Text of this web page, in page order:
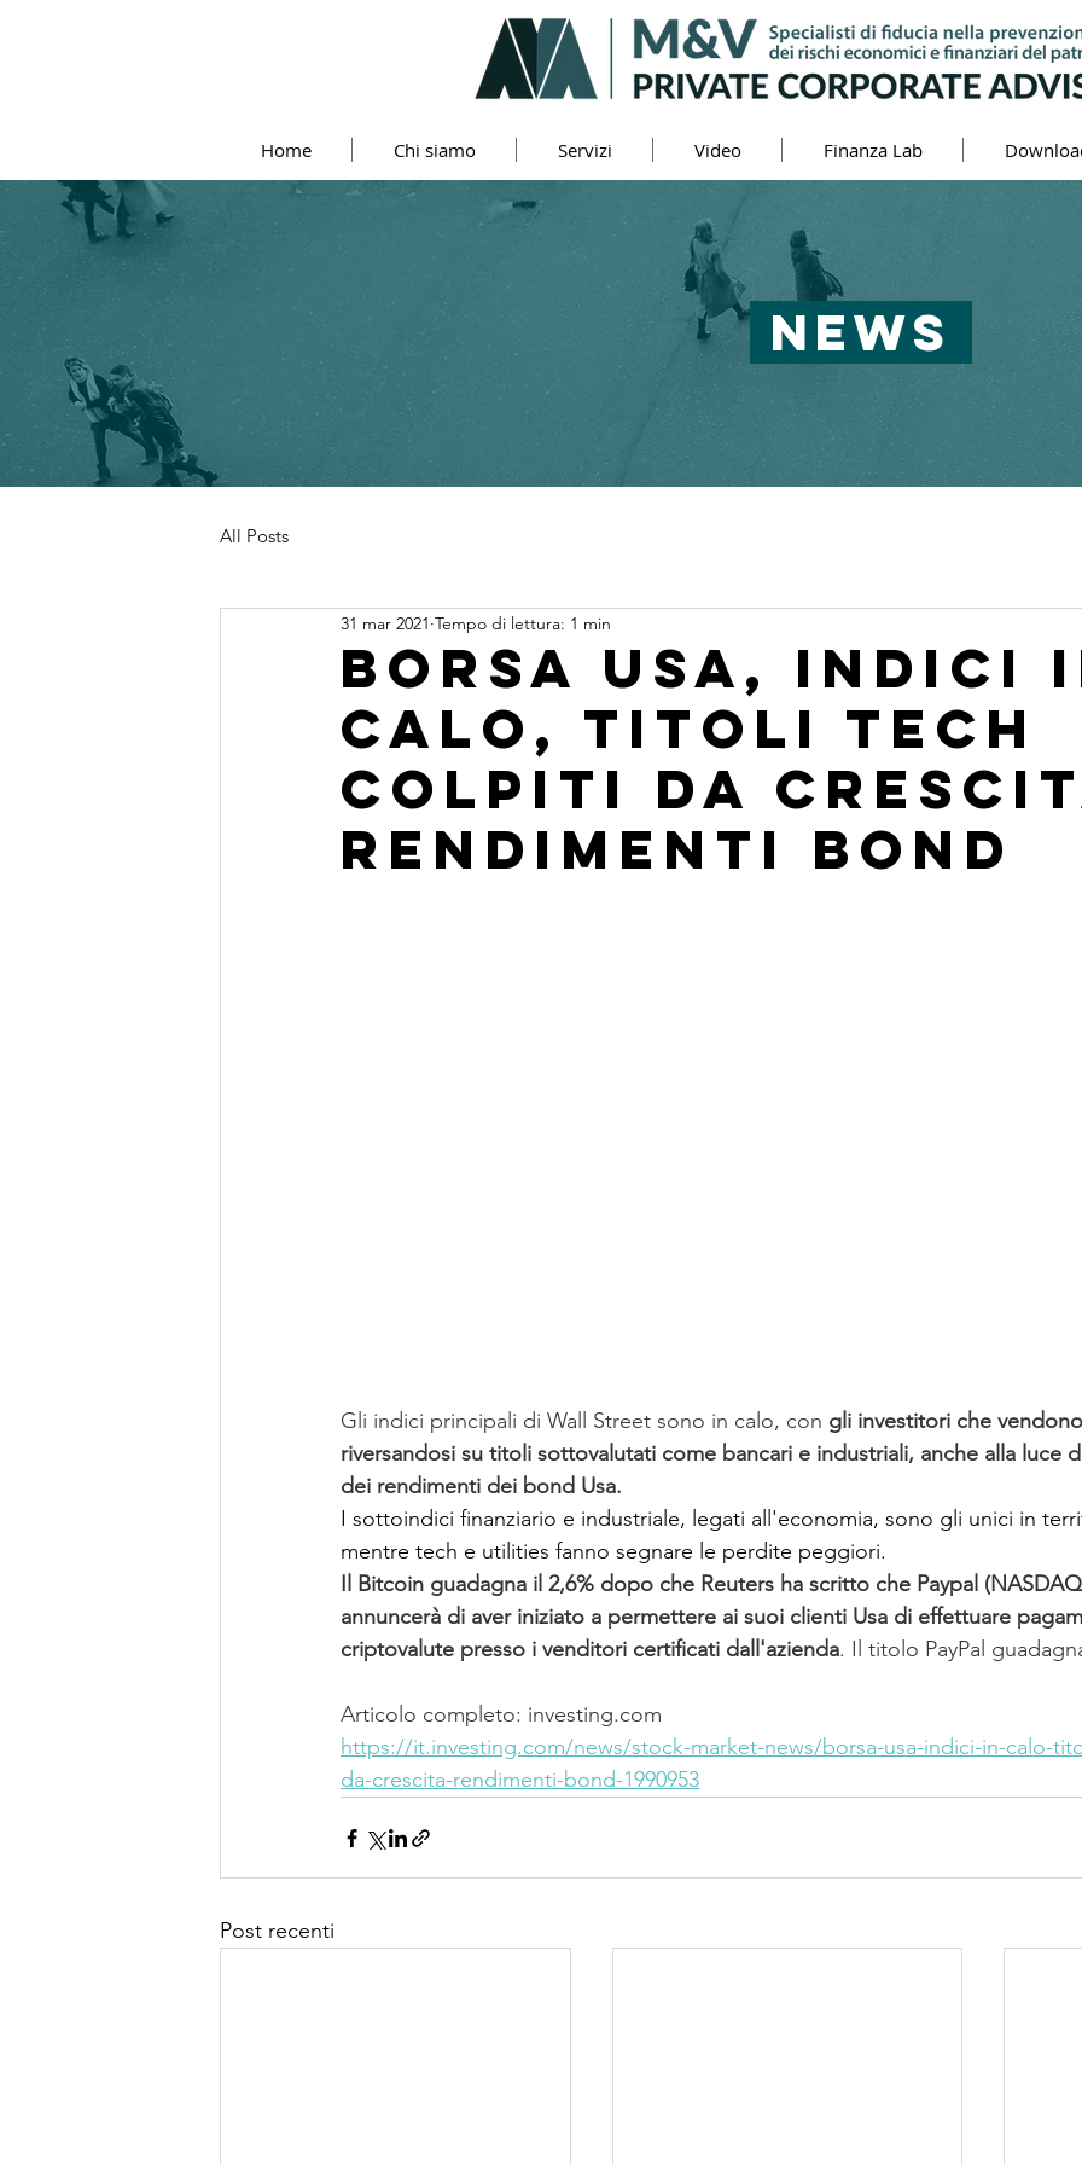
Home Chi siamo Servizi Video Finanza Lab
NEWS
All Posts
Borsa Usa, indici
calo, titoli tech
colpiti da
rendimenti bond
31 mar 2021 Tempo di lettura: 1 min
Gli indici principali di Wall Street sono in calo, con gli investitori che
riversandosi su titoli sottovalutati come bancari e industriali, anche alla luce
dei rendimenti dei bond Usa.
I sottoindici finanziario e industriale, legati all'economia, sono gli unici in
mentre tech e utilities fanno segnare le perdite peggiori.
Il Bitcoin guadagna il 2,6% dopo che Reuters ha scritto che Paypal
annuncerà di aver iniziato a permettere ai suoi clienti Usa di effettuare
criptovalute presso i venditori certificati dall'azienda. Il titolo PayPal
Articolo completo: investing.com
https://it.investing.com/news/stock-market-news/borsa-usa-indici-in-calo-
da-crescita-rendimenti-bond-1990953
Post recenti